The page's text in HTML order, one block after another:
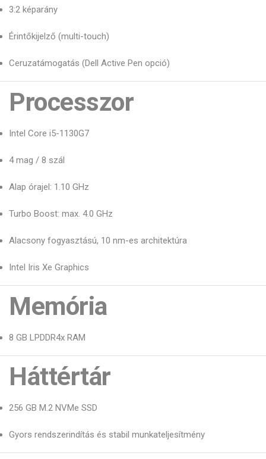
3:2 képarány
Érintőkijelző (multi-touch)
Ceruzatámogatás (Dell Active Pen opció)
Processzor
Intel Core i5-1130G7
4 mag / 8 szál
Alap órajel: 1.10 GHz
Turbo Boost: max. 4.0 GHz
Alacsony fogyasztású, 10 nm-es architektúra
Intel Iris Xe Graphics
Memória
8 GB LPDDR4x RAM
Háttértár
256 GB M.2 NVMe SSD
Gyors rendszerindítás és stabil munkateljesítmény